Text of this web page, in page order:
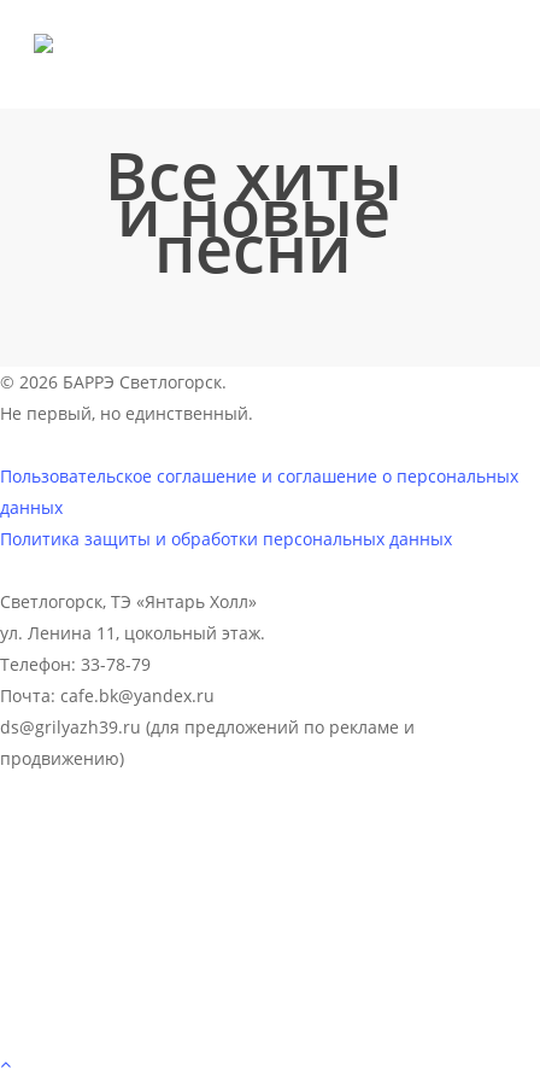
Все хиты
и новые
песни
vk
phone
© 2026 БАРРЭ Светлогорск.
Не первый, но единственный.
Пользовательское соглашение и соглашение о персональных
данных
Политика защиты и обработки персональных данных
Светлогорск, ТЭ «Янтарь Холл»
ул. Ленина 11, цокольный этаж.
Телефон: 33-78-79
Почта: cafe.bk@yandex.ru
ds@grilyazh39.ru (для предложений по рекламе и
продвижению)